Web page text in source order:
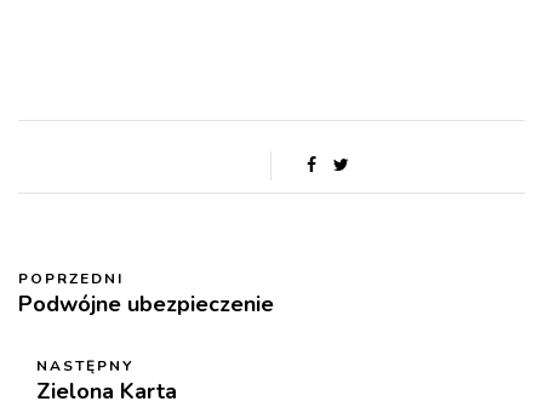
POPRZEDNI
Podwójne ubezpieczenie
NASTĘPNY
Zielona Karta